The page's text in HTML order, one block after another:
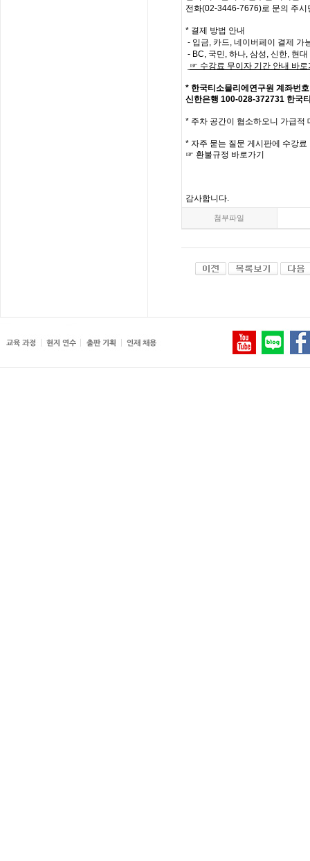
전화(02-3446-7676)로 문의 주시
* 결제 방법 안내
- 입금, 카드, 네이버페이 결제 가
- BC, 국민, 하나, 삼성, 신한, 현
☞ 수강료 무이자 기간 안내 바로
* 한국티소믈리에연구원 계좌번호
신한은행 100-028-372731 한국
* 주차 공간이 협소하오니 가급적
* 자주 묻는 질문 게시판에 수강료
☞ 환불규정 바로가기
감사합니다.
첨부파일